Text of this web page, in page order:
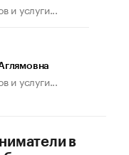
Как живет глава
и услуги...
и услуги...
в